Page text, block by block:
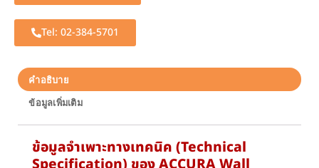
Tel: 02-384-5701
คำอธิบาย
ข้อมูลเพิ่มเติม
ข้อมูลจำเพาะทางเทคนิค (Technical